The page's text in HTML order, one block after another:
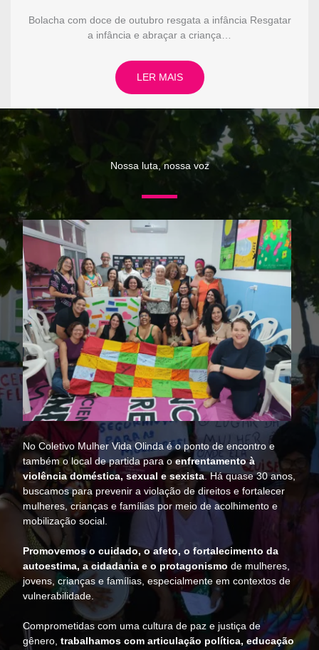
Bolacha com doce de outubro resgata a infância Resgatar
a infância e abraçar a criança…
LER MAIS
Nossa luta, nossa voz
No Coletivo Mulher Vida Olinda é o ponto de encontro e
também o local de partida para oenfrentamento à
violência doméstica, sexual e sexista. Há quase 30 anos,
buscamos para prevenir a violação de direitos e fortalecer
mulheres, crianças e famílias por meio de acolhimento e
mobilização social.
Promovemos o cuidado, o afeto, o fortalecimento da
autoestima, a cidadania e o protagonismo de mulheres,
jovens, crianças e famílias, especialmente em contextos de
vulnerabilidade.
Comprometidas com uma cultura de paz e justiça de
gênero, trabalhamos com articulação política, educação